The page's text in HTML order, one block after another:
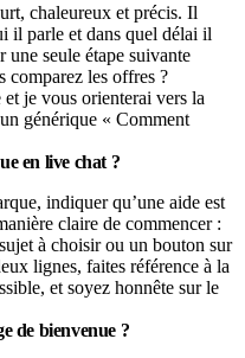
chaleureux et précis. Il
il parle et dans quel délai il
une seule étape suivante
comparez les offres ?
je vous orienterai vers la
générique « Comment
en live chat ?
indiquer qu’une aide est
claire de commencer :
à choisir ou un bouton sur
lignes, faites référence à la
et soyez honnête sur le
de bienvenue ?